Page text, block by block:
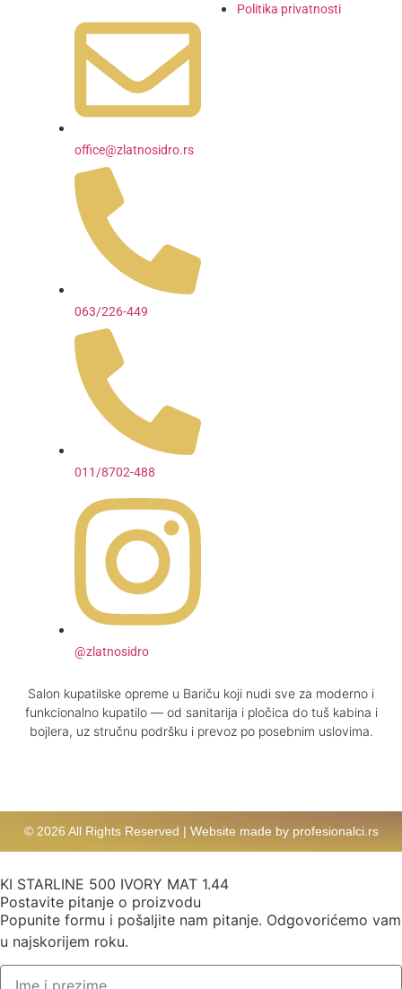
Salon kupatilske opreme u Bariču koji nudi sve za moderno i
funkcionalno kupatilo — od sanitarija i pločica do tuš kabina i
bojlera, uz stručnu podršku i prevoz po posebnim uslovima.
office@zlatnosidro.rs
063/226-449
011/8702-488
@zlatnosidro
Politika privatnosti
© 2026 All Rights Reserved | Website made by profesionalci.rs
KI STARLINE 500 IVORY MAT 1.44
Postavite pitanje o proizvodu
Popunite formu i pošaljite nam pitanje. Odgovorićemo vam
u najskorijem roku.